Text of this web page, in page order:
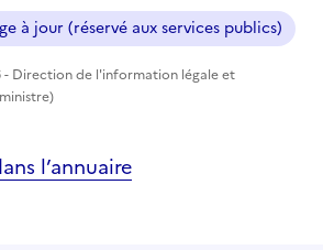
à jour (réservé aux services publics)
- Direction de l'information légale et
l’annuaire